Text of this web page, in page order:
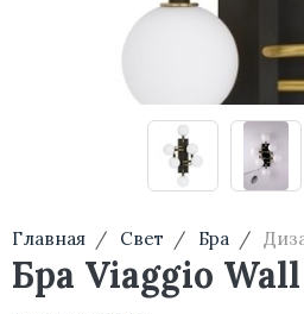
Главная Свет Бра
Бра Viaggio Wall